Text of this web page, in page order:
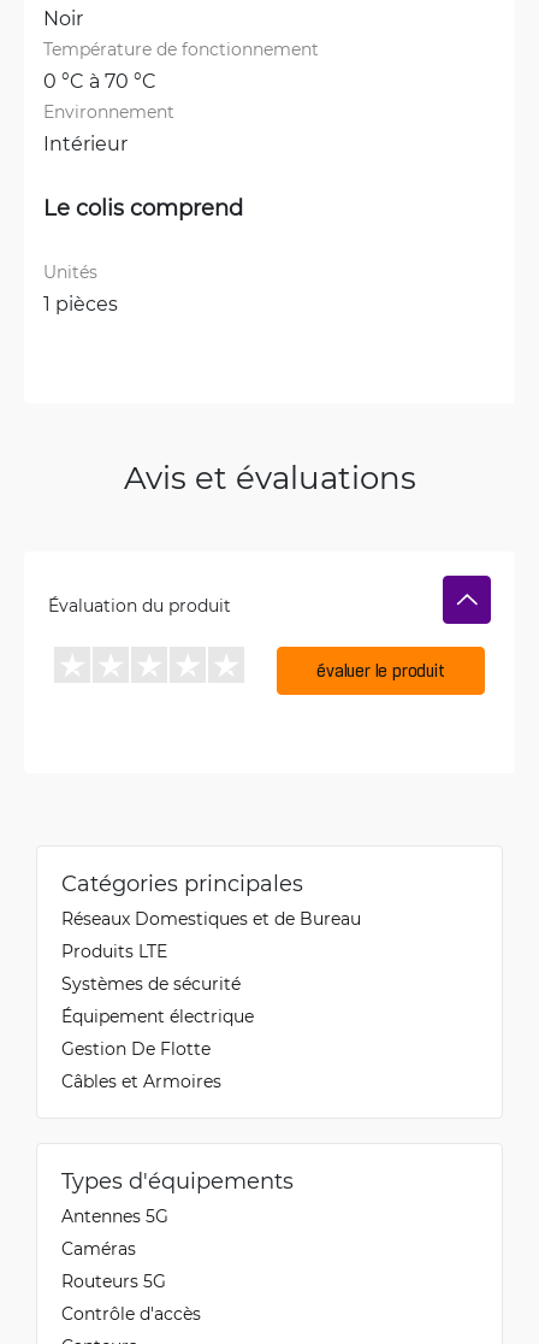
Noir
Température de fonctionnement
0 °C à 70 °C
Environnement
Intérieur
Le colis comprend
Unités
1 pièces
Avis et évaluations
Évaluation du produit
évaluer le produit
Catégories principales
Réseaux Domestiques et de Bureau
Produits LTE
Systèmes de sécurité
Équipement électrique
Gestion De Flotte
Câbles et Armoires
Types d'équipements
Antennes 5G
Caméras
Routeurs 5G
Contrôle d'accès